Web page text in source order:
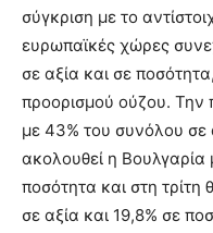
σύγκριση με το
ευρωπαϊκές χώρες
σε αξία και σε
προορισμού ούζου. Την
με 43% του συνόλου σε
ακολουθεί η Βουλγαρία
ποσότητα και στη τρίτη
σε αξία και 19,8% σε